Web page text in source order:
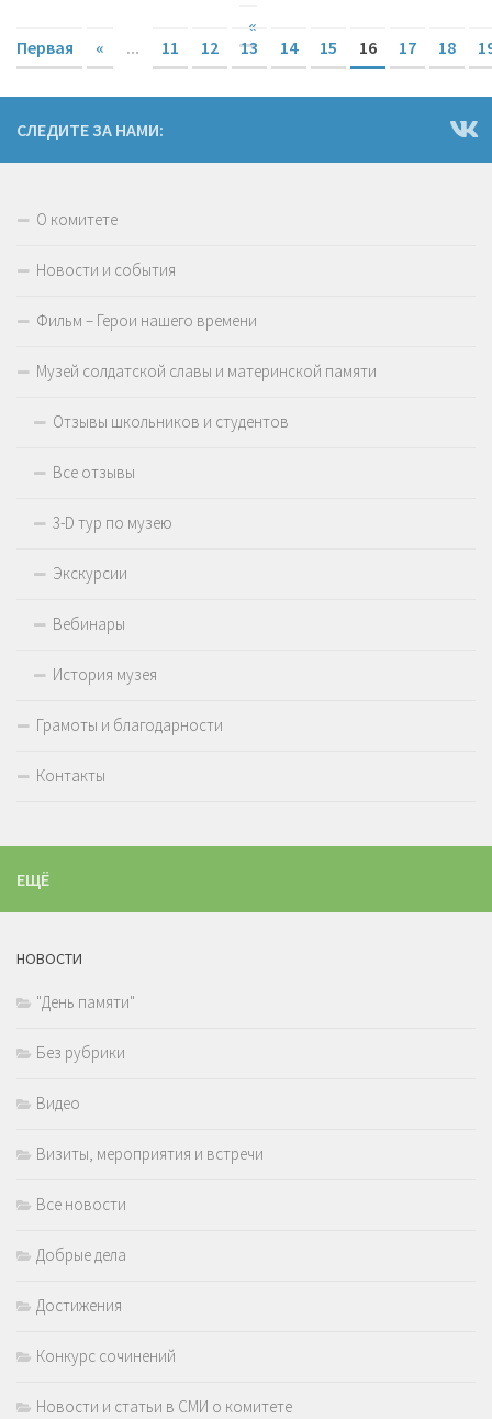
«
Первая
« ... 11 12 13 14 15 16 17 18
СЛЕДИТЕ ЗА НАМИ:
О комитете
Новости и события
Фильм – Герои нашего времени
Музей солдатской славы и материнской памяти
Отзывы школьников и студентов
Все отзывы
3-D тур по музею
Экскурсии
Вебинары
История музея
Грамоты и благодарности
Контакты
ЕЩЁ
НОВОСТИ
"День памяти"
Без рубрики
Видео
Визиты, мероприятия и встречи
Все новости
Добрые дела
Достижения
Конкурс сочинений
Новости и статьи в СМИ о комитете